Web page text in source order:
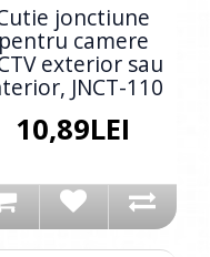
jonctiune
pentru camere
exterior sau
JNCT-110
10,89LEI